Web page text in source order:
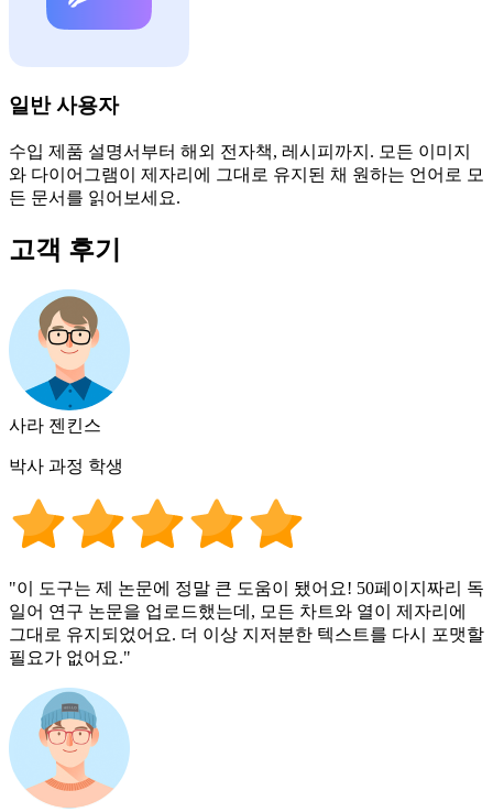
일반 사용자
수입 제품 설명서부터 해외 전자책, 레시피까지. 모든 이미지
와 다이어그램이 제자리에 그대로 유지된 채 원하는 언어로 모
든 문서를 읽어보세요.
고객 후기
사라 젠킨스
박사 과정 학생
"이 도구는 제 논문에 정말 큰 도움이 됐어요! 50페이지짜리 독
일어 연구 논문을 업로드했는데, 모든 차트와 열이 제자리에
그대로 유지되었어요. 더 이상 지저분한 텍스트를 다시 포맷할
필요가 없어요."